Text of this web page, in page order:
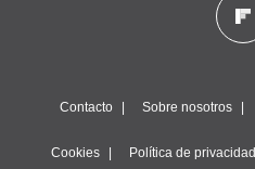
Contacto Sobre nosotros
Cookies Política de privacidad